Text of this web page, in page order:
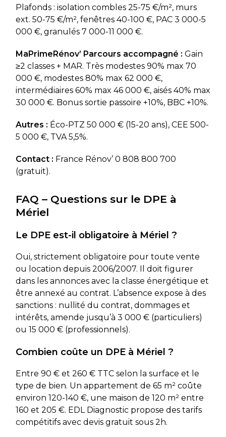
Plafonds : isolation combles 25-75 €/m², murs
ext. 50-75 €/m², fenêtres 40-100 €, PAC 3 000-5
000 €, granulés 7 000-11 000 €.
MaPrimeRénov’ Parcours accompagné : Gain
≥2 classes + MAR. Très modestes 90% max 70
000 €, modestes 80% max 62 000 €,
intermédiaires 60% max 46 000 €, aisés 40% max
30 000 €. Bonus sortie passoire +10%, BBC +10%.
Autres : Éco-PTZ 50 000 € (15-20 ans), CEE 500-
5 000 €, TVA 5,5%.
Contact : France Rénov’ 0 808 800 700
(gratuit).
FAQ – Questions sur le DPE à
Mériel
Le DPE est-il obligatoire à Mériel ?
Oui, strictement obligatoire pour toute vente
ou location depuis 2006/2007. Il doit figurer
dans les annonces avec la classe énergétique et
être annexé au contrat. L’absence expose à des
sanctions : nullité du contrat, dommages et
intérêts, amende jusqu’à 3 000 € (particuliers)
ou 15 000 € (professionnels).
Combien coûte un DPE à Mériel ?
Entre 90 € et 260 € TTC selon la surface et le
type de bien. Un appartement de 65 m² coûte
environ 120-140 €, une maison de 120 m² entre
160 et 205 €. EDL Diagnostic propose des tarifs
compétitifs avec devis gratuit sous 2h.